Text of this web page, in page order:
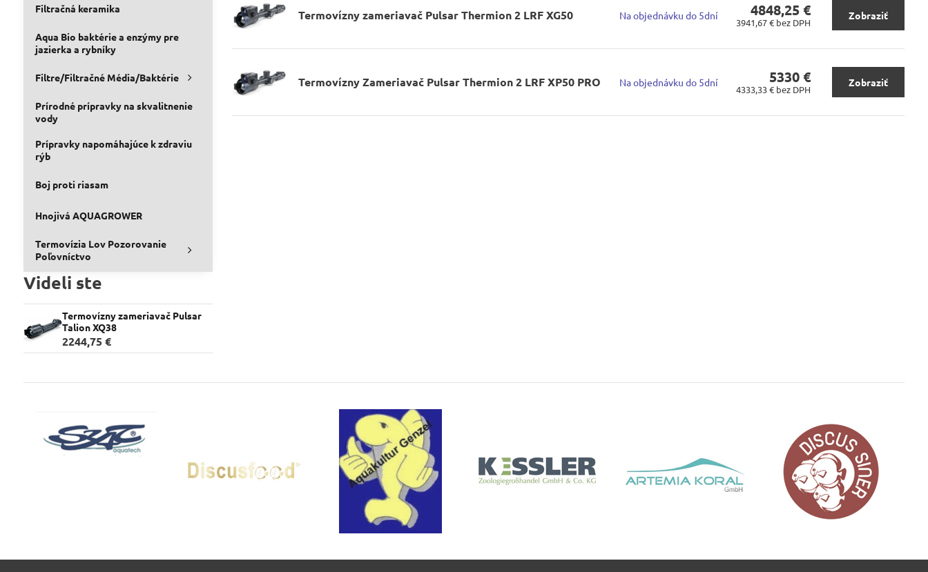
Termovízny zameriavač Pulsar Thermion 2 LRF XG50 Na objednávku do 5dní 4848,25 €
3941,67 € bez DPH
Zobraziť
Termovízny Zameriavač Pulsar Thermion 2 LRF XP50 PRO Na objednávku do 5dní 5330 €
4333,33 € bez DPH
Zobraziť
Filtračná keramika
Aqua Bio baktérie a enzýmy pre
jazierka a rybníky
Filtre/Filtračné Média/Baktérie
Prírodné prípravky na skvalitnenie
vody
Prípravky napomáhajúce k zdraviu
rýb
Boj proti riasam
Hnojivá AQUAGROWER
Termovízia Lov Pozorovanie
Poľovníctvo
Videli ste
Termovízny zameriavač Pulsar
Talion XQ38
2244,75 €